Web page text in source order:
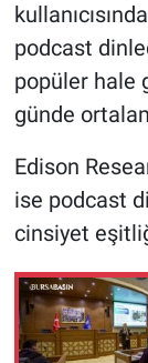
podcast
popüler hale
günde
Edison
ise podcast
cinsiyet